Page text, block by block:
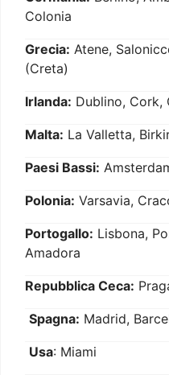
Colonia
Grecia: Atene,
(Creta)
Irlanda: Dublino, Cork,
Malta: La Valletta,
Paesi Bassi:
Polonia: Varsavia,
Portogallo: Lisbona,
Amadora
Repubblica Ceca:
Spagna: Madrid,
Usa: Miami